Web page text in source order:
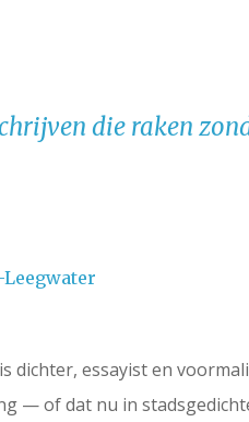
die raken
dichter, essayist en
— of dat nu in